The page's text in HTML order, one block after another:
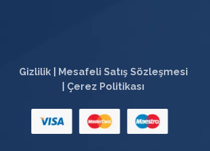
Gizlilik|
Mesafeli Satış Sözleşmesi
Çerez Politikası